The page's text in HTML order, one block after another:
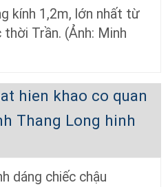
kính 1,2m, lớn nhất từ
Trần. (Ảnh: Minh
dáng chiếc chậu